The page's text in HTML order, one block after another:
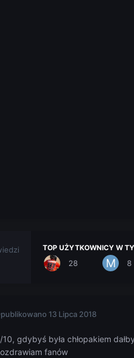
TOP UŻYTKOWNICY W
28 8
13 Lipca 2018
10, gdybyś była chłopakiem
fanów